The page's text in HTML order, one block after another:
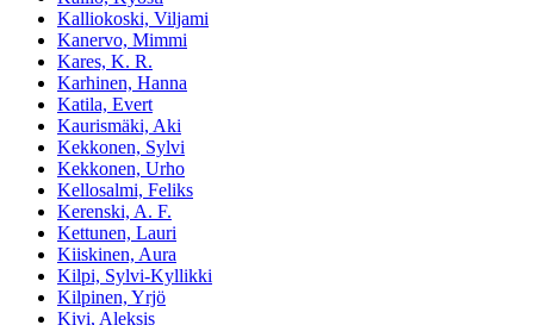
Kalliokoski, Viljami
Kanervo, Mimmi
Kares, K. R.
Karhinen, Hanna
Katila, Evert
Kaurismäki, Aki
Kekkonen, Sylvi
Kekkonen, Urho
Kellosalmi, Feliks
Kerenski, A. F.
Kettunen, Lauri
Kiiskinen, Aura
Kilpi, Sylvi-Kyllikki
Kilpinen, Yrjö
Kivi, Aleksis